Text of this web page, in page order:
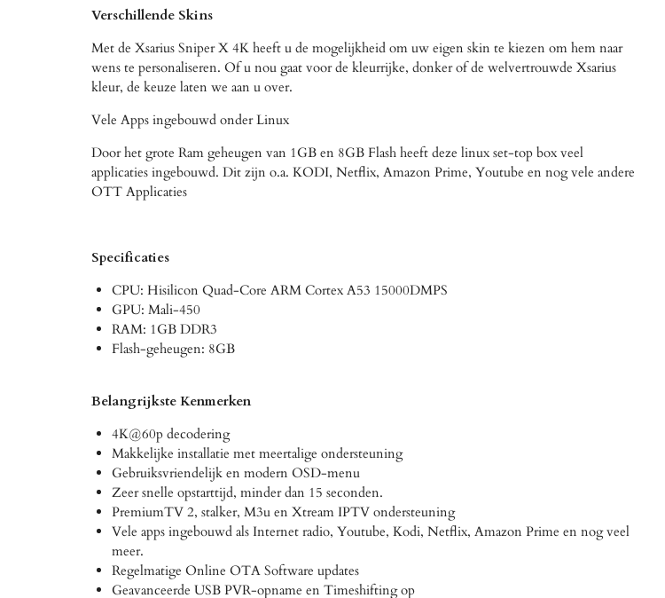
Verschillende Skins
Met de Xsarius Sniper X 4K heeft u de mogelijkheid om uw eigen skin te kiezen om hem naar
wens te personaliseren. Of u nou gaat voor de kleurrijke, donker of de welvertrouwde Xsarius
kleur, de keuze laten we aan u over.
Vele Apps ingebouwd onder Linux
Door het grote Ram geheugen van 1GB en 8GB Flash heeft deze linux set-top box veel
applicaties ingebouwd. Dit zijn o.a. KODI, Netflix, Amazon Prime, Youtube en nog vele andere
OTT Applicaties
Specificaties
CPU: Hisilicon Quad-Core ARM Cortex A53 15000DMPS
GPU: Mali-450
RAM: 1GB DDR3
Flash-geheugen: 8GB
Belangrijkste Kenmerken
4K@60p decodering
Makkelijke installatie met meertalige ondersteuning
Gebruiksvriendelijk en modern OSD-menu
Zeer snelle opstarttijd, minder dan 15 seconden.
PremiumTV 2, stalker, M3u en Xtream IPTV ondersteuning
Vele apps ingebouwd als Internet radio, Youtube, Kodi, Netflix, Amazon Prime en nog veel
meer.
Regelmatige Online OTA Software updates
Geavanceerde USB PVR-opname en Timeshifting op